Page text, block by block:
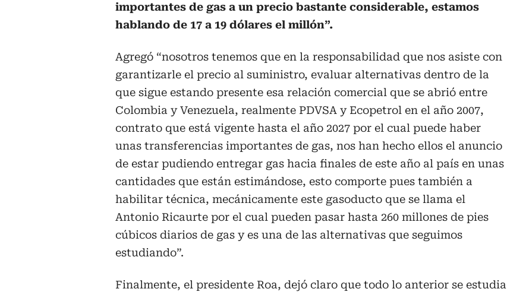
importantes de gas a un precio bastante considerable, estamos
hablando de 17 a 19 dólares el millón”.
Agregó “nosotros tenemos que en la responsabilidad que nos asiste con
garantizarle el precio al suministro, evaluar alternativas dentro de la
que sigue estando presente esa relación comercial que se abrió entre
Colombia y Venezuela, realmente PDVSA y Ecopetrol en el año 2007,
contrato que está vigente hasta el año 2027 por el cual puede haber
unas transferencias importantes de gas, nos han hecho ellos el anuncio
de estar pudiendo entregar gas hacia finales de este año al país en unas
cantidades que están estimándose, esto comporte pues también a
habilitar técnica, mecánicamente este gasoducto que se llama el
Antonio Ricaurte por el cual pueden pasar hasta 260 millones de pies
cúbicos diarios de gas y es una de las alternativas que seguimos
estudiando”.
Finalmente, el presidente Roa, dejó claro que todo lo anterior se estudia